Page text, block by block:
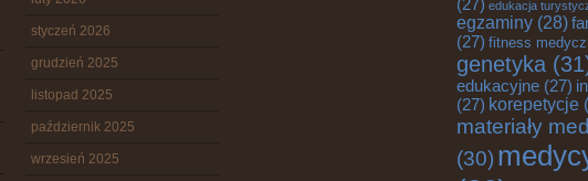
styczeń 2026
grudzień 2025
listopad 2025
październik 2025
wrzesień 2025
(27) edukacja
egzaminy (28)
(27) fitness
genetyka
edukacyjne (27)
(27) korepetycje
materiały
(30)